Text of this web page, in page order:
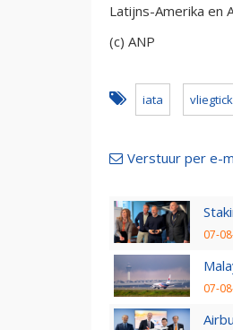
Latijns-Amerika en
(c) ANP
iata
Verstuur per e-
07-
07-